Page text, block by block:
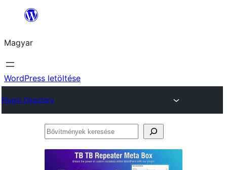
Ugrás
tartalomhoz
Magyar
WordPress letöltése
Plugin Directory
Bővítmények